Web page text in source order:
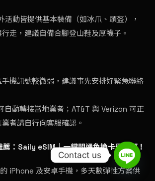
活動皆提供基本裝備（如冰爪、頭盔），
走，建議自備合腳登山鞋及厚襪子。
機訊號較微弱，建議事先安排好緊急聯絡
自動轉接當地業者；AT&T 與 Verizon 可正
者請自行向客服確認。
： Saily eSIM｜一鍵開通免換卡最方便！
iPhone 及安卓手機，多天數彈性方案供
Contact us